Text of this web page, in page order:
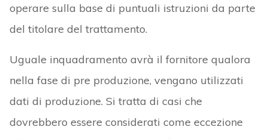
operare sulla base di puntuali istruzioni da parte
del titolare del trattamento.
Uguale inquadramento avrà il fornitore qualora
nella fase di pre produzione, vengano utilizzati
dati di produzione. Si tratta di casi che
dovrebbero essere considerati come eccezione